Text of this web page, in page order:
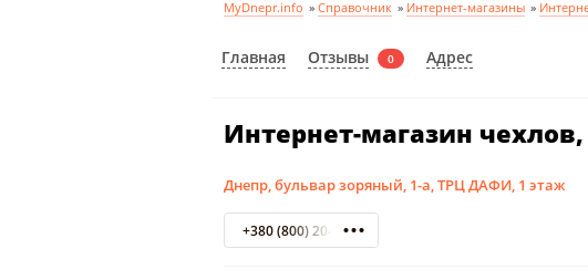
MyDnepr.info » Справочник » Интернет-магазины »
Главная Отзывы 0 Адрес
Интернет-магазин
Днепр, бульвар зоряный, 1-а, ТРЦ ДАФИ, 1 этаж
+380 (800) 204 060